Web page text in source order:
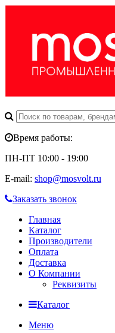
Время работы:
ПН-ПТ 10:00 - 19:00
E-mail: shop@mosvolt.ru
Заказать звонок
Главная
Каталог
Производители
Оплата
Доставка
О Компании
Реквизиты
Каталог
Меню